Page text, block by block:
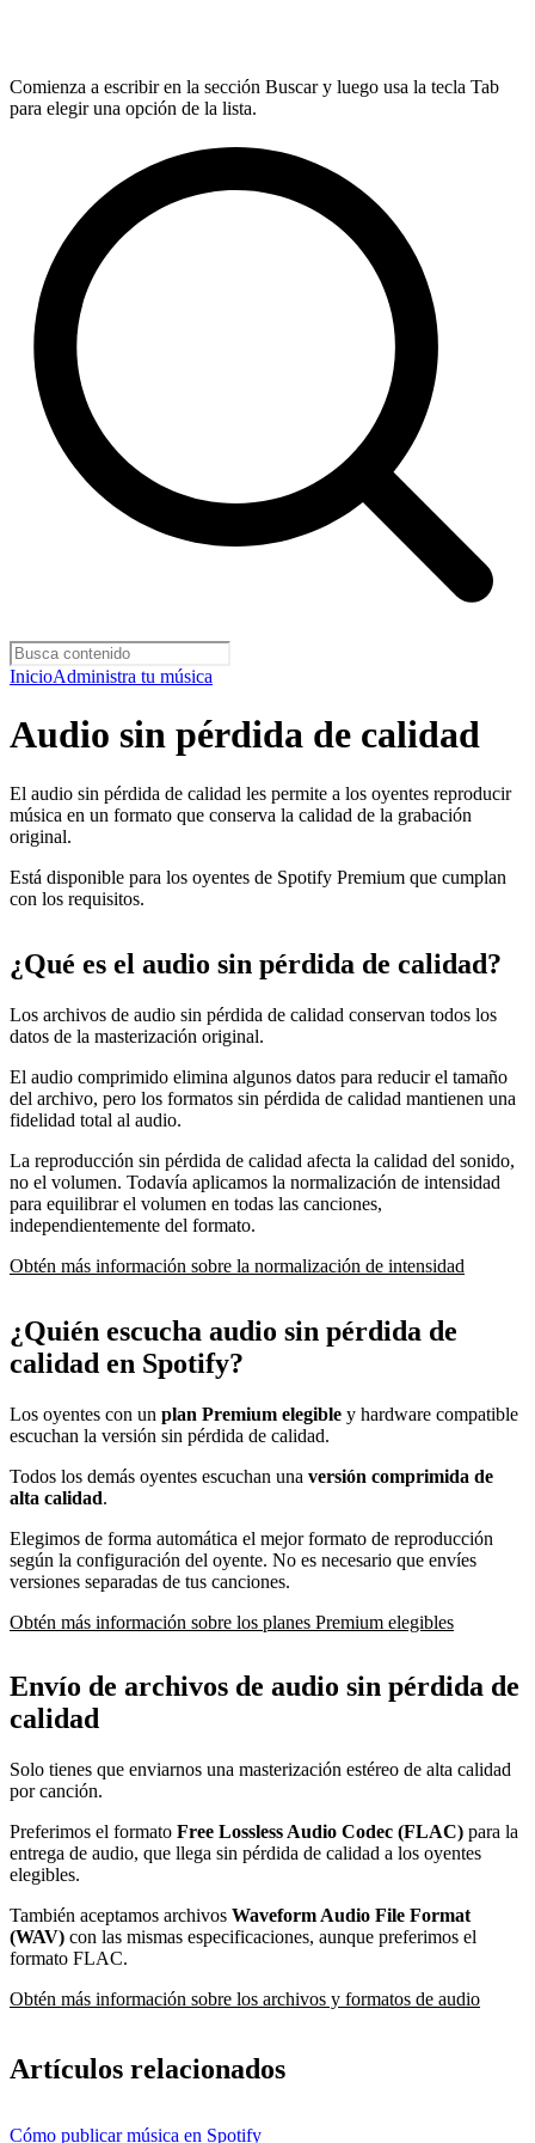
Comienza a escribir en la sección Buscar y luego usa la tecla Tab
para elegir una opción de la lista.
InicioAdministra tu música
Audio sin pérdida de calidad
El audio sin pérdida de calidad les permite a los oyentes reproducir
música en un formato que conserva la calidad de la grabación
original.
Está disponible para los oyentes de Spotify Premium que cumplan
con los requisitos.
¿Qué es el audio sin pérdida de calidad?
Los archivos de audio sin pérdida de calidad conservan todos los
datos de la masterización original.
El audio comprimido elimina algunos datos para reducir el tamaño
del archivo, pero los formatos sin pérdida de calidad mantienen una
fidelidad total al audio.
La reproducción sin pérdida de calidad afecta la calidad del sonido,
no el volumen. Todavía aplicamos la normalización de intensidad
para equilibrar el volumen en todas las canciones,
independientemente del formato.
Obtén más información sobre la normalización de intensidad
¿Quién escucha audio sin pérdida de
calidad en Spotify?
Los oyentes con un plan Premium elegible y hardware compatible
escuchan la versión sin pérdida de calidad.
Todos los demás oyentes escuchan una versión comprimida de
alta calidad.
Elegimos de forma automática el mejor formato de reproducción
según la configuración del oyente. No es necesario que envíes
versiones separadas de tus canciones.
Obtén más información sobre los planes Premium elegibles
Envío de archivos de audio sin pérdida de
calidad
Solo tienes que enviarnos una masterización estéreo de alta calidad
por canción.
Preferimos el formato Free Lossless Audio Codec (FLAC) para la
entrega de audio, que llega sin pérdida de calidad a los oyentes
elegibles.
También aceptamos archivos Waveform Audio File Format
(WAV) con las mismas especificaciones, aunque preferimos el
formato FLAC.
Obtén más información sobre los archivos y formatos de audio
Artículos relacionados
Cómo publicar música en Spotify